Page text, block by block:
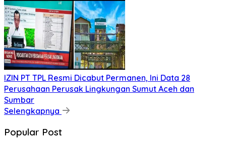
IZIN PT TPL Resmi Dicabut Permanen, Ini Data 28
Perusahaan Perusak Lingkungan Sumut Aceh dan
Sumbar
Selengkapnya
Popular Post